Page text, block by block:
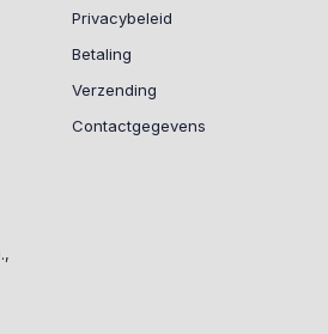
Privacybeleid
Betaling
Verzending
Contactgegevens